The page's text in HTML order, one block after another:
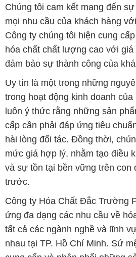
Chúng tôi cam kết mang đến
mọi nhu cầu của khách hàng
Công ty chúng tôi hiện cung
hóa chất chất lượng cao với
đảm bảo sự thành công của
Uy tín là một trong những
trong hoạt động kinh doanh
luôn ý thức rằng những sản
cấp cần phải đáp ứng tiêu
hài lòng đối tác. Đồng thời,
mức giá hợp lý, nhằm tạo điều
và sự tồn tại bền vững trên con
trước.
Công ty Hóa Chất Đắc Trường
ứng đa dạng các nhu cầu về
tất cả các ngành nghề và lĩnh
nhau tại TP. Hồ Chí Minh. Sứ